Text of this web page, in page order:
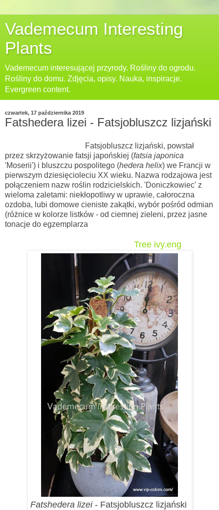
Vademecum Interesting
Plants
Vademecum interesującej przyrody. Rośliny do ogrodu.
Rośliny do domu. Zdjęcia, opisy. Nauka, inspiracje.
Evergreen content.
czwartek, 17 października 2019
Fatshedera lizei - Fatsjobluszcz lizjański
Fatsjobluszcz lizjański, powstał
przez skrzyżowanie fatsji japońskiej (fatsia japonica
'Moserii') i bluszczu pospolitego (hedera helix) we Francji w
pierwszym dziesięcioleciu XX wieku. Nazwa rodzajowa jest
połączeniem nazw roślin rodzicielskich. 'Doniczkowiec' z
wieloma zaletami: niekłopotliwy w uprawie, całoroczna
ozdoba, lubi domowe cieniste zakątki, wybór pośród odmian
(różnice w kolorze listków - od ciemnej zieleni, przez jasne
tonacje do egzemplarza
Tree ivy.eng
Fatshedera lizei- Fatsjobluszcz lizjański